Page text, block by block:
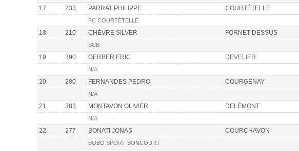
17 233 PARRAT PHILIPPE COURTÉTELLE
FC COURTÉTELLE
18 210 CHÈVRE SILVER FORNET-DESSUS
SCB
19 390 GERBER ERIC DEVELIER
N/A
20 280 FERNANDES PEDRO COURGENAY
N/A
21 383 MONTAVON OLIVIER DELÉMONT
N/A
22 277 BONATI JONAS COURCHAVON
BOBO SPORT BONCOURT